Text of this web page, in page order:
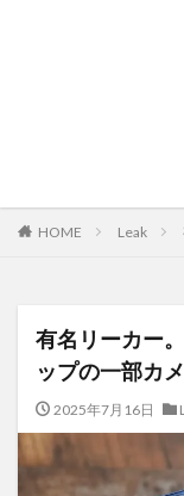
HOME Leak
有名リーカー
ップの一部カ
2025年7月16日